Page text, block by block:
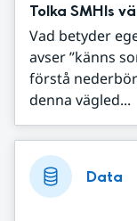
Tolka SMHIs
Vad betyder
avser ”känns
förstå
denna vägled...
Data